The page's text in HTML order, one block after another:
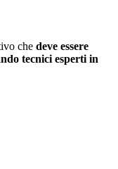
che deve essere
tecnici esperti in